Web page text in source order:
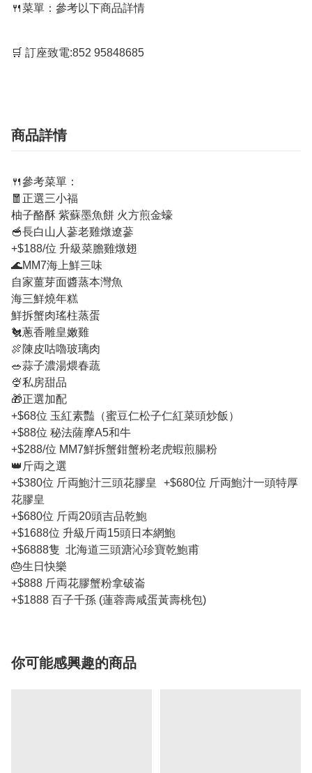
🍴菜單：參考以下商品詳情
🛒 訂座致電:852 95848685
商品詳情
🍴參考菜單：
🧧正選三小福
柚子酪酥 紫蘇墨魚餅 火方煎金蠔
🥣長白山人蔘老雞燉遼蔘
+$188/位 升級菜膽雞燉翅
🌊MM7海上鮮三味
自家薑芽面醬蒸本灣魚
海三鮮燒年糕
鮮拆蟹肉瑤柱蒸蛋
🐔蔥香雕皇嫩雞
🍖陳皮咕嚕玻璃肉
🥗蒜子濃湯煨春蔬
🍨私房甜品
🎁正選加配
+$68位 玉紅素豔（蜜豆仁松子仁紅菜頭炒飯）
+$88位 秘法薩摩A5和牛
+$288/位 MM7鮮拆蟹鉗蟹粉老虎蝦煎腸粉
👑斤両之選
+$380位 斤両鮑汁三頭花膠皇 +$680位 斤両鮑汁一頭特厚
花膠皇
+$680位 斤両20頭吉品乾鮑
+$1688位 升級斤両15頭日本網鮑
+$6888隻 北海道三頭溏沁珍寶乾鮑甫
🎂生日快樂
+$888 斤両花膠蟹粉拿破崙
+$1888 百子千孫 (蓮蓉壽咸蛋黃壽桃包)
你可能感興趣的商品